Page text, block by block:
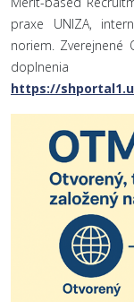
praxe UNIZA,
noriem. Zverejnené
https://